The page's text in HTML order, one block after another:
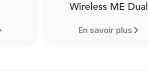
Wireless ME Dual
En savoir plus